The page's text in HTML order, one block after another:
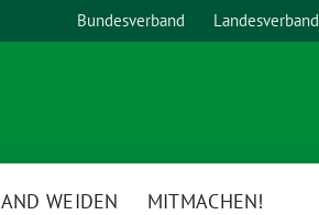
Bundesverband Landesverband
WEIDEN MITMACHEN!